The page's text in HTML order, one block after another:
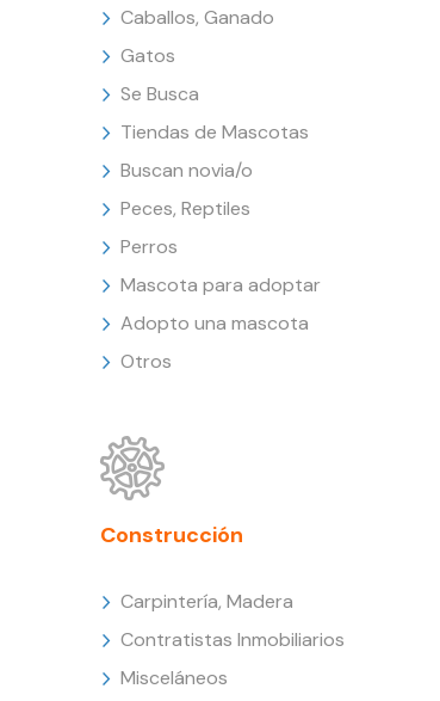
Caballos, Ganado
Gatos
Se Busca
Tiendas de Mascotas
Buscan novia/o
Peces, Reptiles
Perros
Mascota para adoptar
Adopto una mascota
Otros
Construcción
Carpintería, Madera
Contratistas Inmobiliarios
Misceláneos